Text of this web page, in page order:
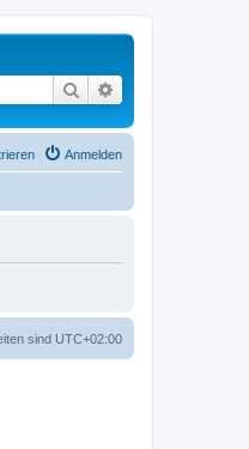
Suche
Anmelden
sind UTC+02:00